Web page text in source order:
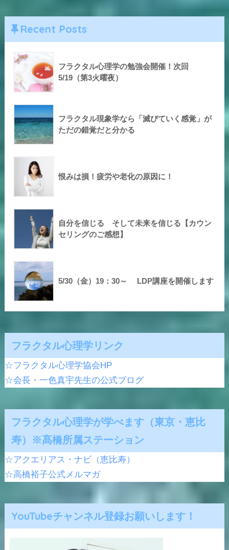
Recent Posts
フラクタル心理学の勉強会開催！次回
5/19（第3火曜夜）
フラクタル現象学なら「滅びていく感覚」が
ただの錯覚だと分かる
恨みは損！疲労や老化の原因に！
自分を信じる そして未来を信じる【カウン
セリングのご感想】
5/30（金）19：30～ LDP講座を開催します
フラクタル心理学リンク
☆フラクタル心理学協会HP
☆会長・一色真宇先生の公式ブログ
フラクタル心理学が学べます（東京・恵比
寿）※髙橋所属ステーション
☆アクエリアス・ナビ（恵比寿）
☆高橋裕子公式メルマガ
YouTubeチャンネル登録お願いします！